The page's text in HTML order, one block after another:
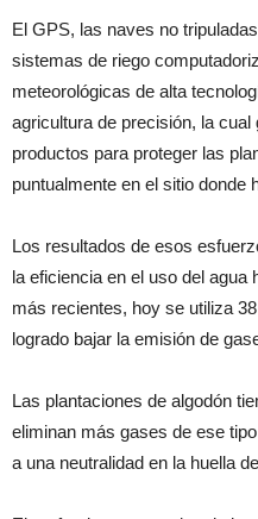
El GPS, las naves no
sistemas de riego
meteorológicas de alta
agricultura de precisión, la
productos para proteger las
puntualmente en el sitio donde
Los resultados de esos
la eficiencia en el uso del agua
más recientes, hoy se utiliza
logrado bajar la emisión de
Las plantaciones de algodón
eliminan más gases de ese
a una neutralidad en la huella